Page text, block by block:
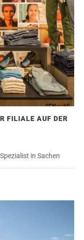
FILIALE AUF DER
in Sachen